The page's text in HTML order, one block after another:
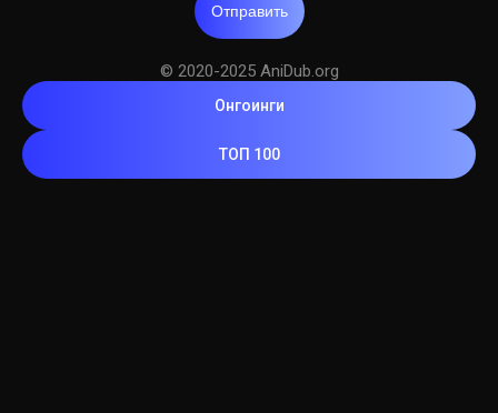
Отправить
© 2020-2025 AniDub.org
Онгоинги
ТОП 100